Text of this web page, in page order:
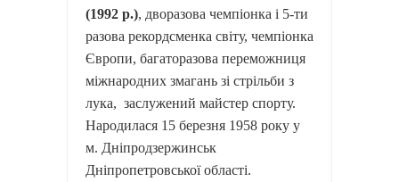
(1992 р.), дворазова чемпіонка і 5-ти
разова рекордсменка світу, чемпіонка
Європи, багаторазова переможниця
міжнародних змагань зі стрільби з
лука, заслужений майстер спорту.
Народилася 15 березня 1958 року у
м. Дніпродзержинськ
Дніпропетровської області.